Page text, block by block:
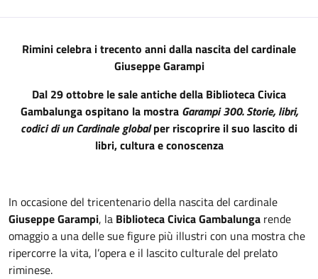
Descrizione
Rimini celebra i trecento anni dalla nascita del cardinale
Giuseppe Garampi
Dal 29 ottobre le sale antiche della Biblioteca Civica
Gambalunga ospitano la mostra Garampi 300. Storie, libri,
codici di un Cardinale globalper riscoprire il suo lascito di
libri, cultura e conoscenza
In occasione del tricentenario della nascita del cardinale
Giuseppe Garampi, la Biblioteca Civica Gambalunga rende
omaggio a una delle sue figure più illustri con una mostra che
ripercorre la vita, l’opera e il lascito culturale del prelato
riminese.